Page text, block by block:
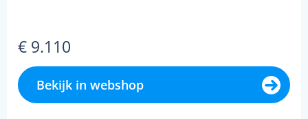
€ 9.110
Bekijk in webshop